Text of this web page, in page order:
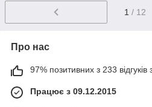
1 / 12
Про нас
97% позитивних з 233 відгуків
Працює з 09.12.2015